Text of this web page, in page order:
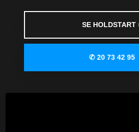
SE HOLDSTART
​​✆ 20 73 42 95​